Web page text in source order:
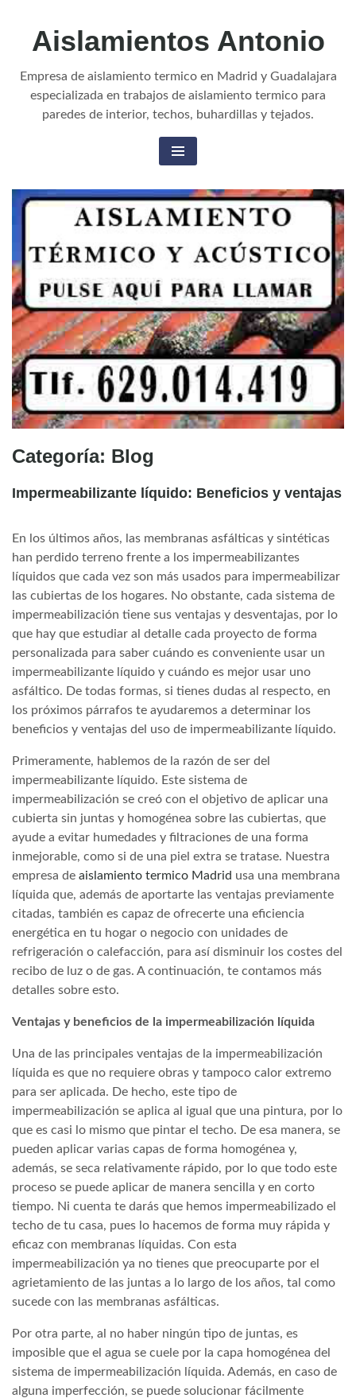
Aislamientos Antonio
Empresa de aislamiento termico en Madrid y Guadalajara
especializada en trabajos de aislamiento termico para
paredes de interior, techos, buhardillas y tejados.
Categoría: Blog
Impermeabilizante líquido: Beneficios y ventajas
En los últimos años, las membranas asfálticas y sintéticas
han perdido terreno frente a los impermeabilizantes
líquidos que cada vez son más usados para impermeabilizar
las cubiertas de los hogares. No obstante, cada sistema de
impermeabilización tiene sus ventajas y desventajas, por lo
que hay que estudiar al detalle cada proyecto de forma
personalizada para saber cuándo es conveniente usar un
impermeabilizante líquido y cuándo es mejor usar uno
asfáltico. De todas formas, si tienes dudas al respecto, en
los próximos párrafos te ayudaremos a determinar los
beneficios y ventajas del uso de impermeabilizante líquido.
Primeramente, hablemos de la razón de ser del
impermeabilizante líquido. Este sistema de
impermeabilización se creó con el objetivo de aplicar una
cubierta sin juntas y homogénea sobre las cubiertas, que
ayude a evitar humedades y filtraciones de una forma
inmejorable, como si de una piel extra se tratase. Nuestra
empresa de aislamiento termico Madrid usa una membrana
líquida que, además de aportarte las ventajas previamente
citadas, también es capaz de ofrecerte una eficiencia
energética en tu hogar o negocio con unidades de
refrigeración o calefacción, para así disminuir los costes del
recibo de luz o de gas. A continuación, te contamos más
detalles sobre esto.
Ventajas y beneficios de la impermeabilización líquida
Una de las principales ventajas de la impermeabilización
líquida es que no requiere obras y tampoco calor extremo
para ser aplicada. De hecho, este tipo de
impermeabilización se aplica al igual que una pintura, por lo
que es casi lo mismo que pintar el techo. De esa manera, se
pueden aplicar varias capas de forma homogénea y,
además, se seca relativamente rápido, por lo que todo este
proceso se puede aplicar de manera sencilla y en corto
tiempo. Ni cuenta te darás que hemos impermeabilizado el
techo de tu casa, pues lo hacemos de forma muy rápida y
eficaz con membranas líquidas. Con esta
impermeabilización ya no tienes que preocuparte por el
agrietamiento de las juntas a lo largo de los años, tal como
sucede con las membranas asfálticas.
Por otra parte, al no haber ningún tipo de juntas, es
imposible que el agua se cuele por la capa homogénea del
sistema de impermeabilización líquida. Además, en caso de
alguna imperfección, se puede solucionar fácilmente